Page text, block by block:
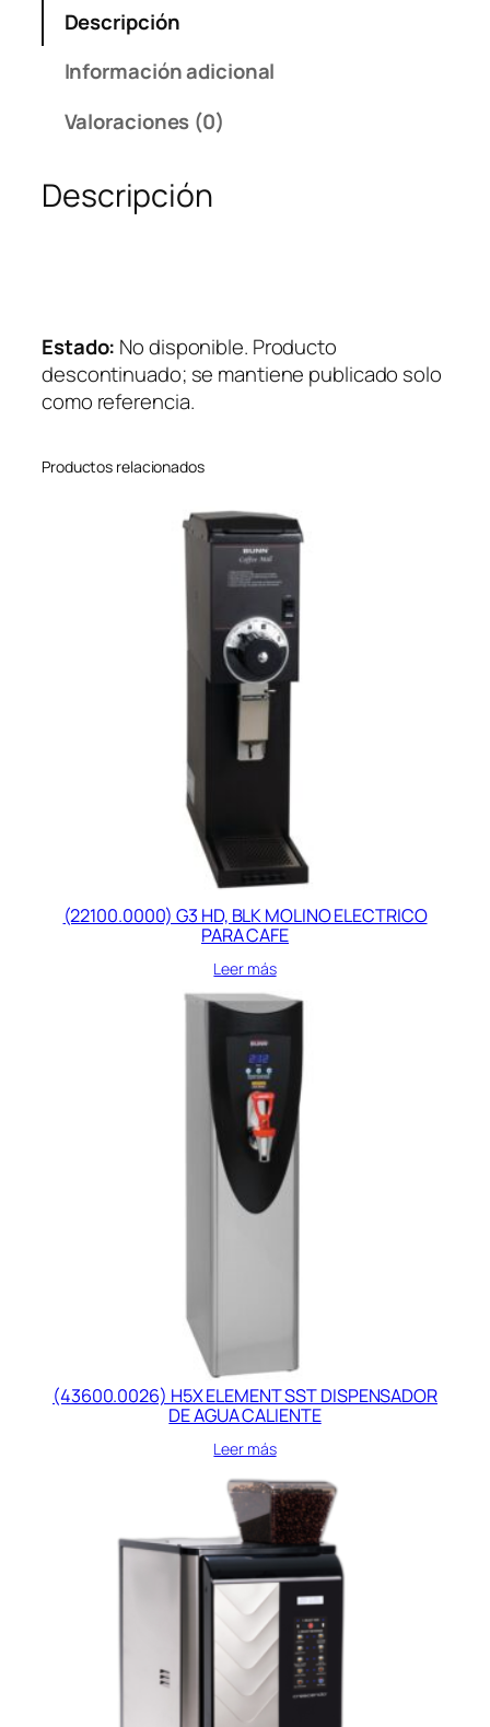
Descripción
Información adicional
Valoraciones (0)
Descripción
Estado: No disponible. Producto
descontinuado; se mantiene publicado solo
como referencia.
Productos relacionados
(22100.0000) G3 HD, BLK MOLINO ELECTRICO
PARA CAFE
Leer más
(43600.0026) H5X ELEMENT SST DISPENSADOR
DE AGUA CALIENTE
Leer más